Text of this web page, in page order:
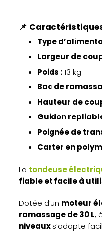
📌
Type
Largeur de
Poids :13 kg
Bac de
Hauteur de
Guidon
Poignée de
Carter en
La tondeuse
fiable et facile à
Dotée d’un moteur
ramassage de 30 L,
niveauxs’adapte